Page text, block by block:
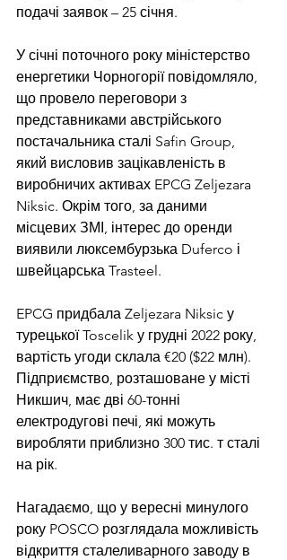
подачі заявок – 25 січня.
У січні поточного року міністерство
енергетики Чорногорії повідомляло,
що провело переговори з
представниками австрійського
постачальника сталі Safin Group,
який висловив зацікавленість в
виробничих активах EPCG Zeljezara
Niksic. Окрім того, за даними
місцевих ЗМІ, інтерес до оренди
виявили люксембурзька Duferco і
швейцарська Trasteel.
EPCG придбала Zeljezara Niksic у
турецької Toscelik у грудні 2022 року,
вартість угоди склала €20 ($22 млн).
Підприємство, розташоване у місті
Никшич, має дві 60-тонні
електродугові печі, які можуть
виробляти приблизно 300 тис. т сталі
на рік.
Нагадаємо, що у вересні минулого
року POSCO розглядала можливість
відкриття сталеливарного заводу в